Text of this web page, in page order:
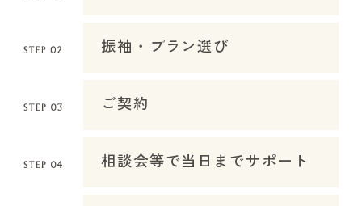
振袖・プラン選び
ご契約
相談会等で当日までサポート